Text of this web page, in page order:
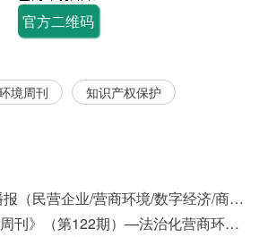
官方二维码
境周刊
知识产权保护
03月14日国脉政务播报（民营企业/营商环境/数字经济/商事制度改革）
国脉智库《营商环境周刊》（第122期）—法治化营商环境视域下我国行政执法公示制度浅析